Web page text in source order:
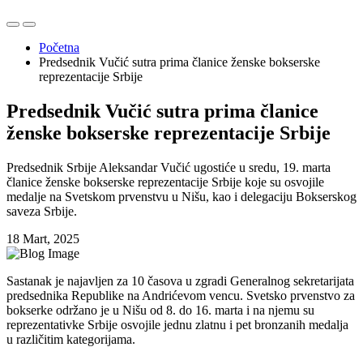
Početna
Predsednik Vučić sutra prima članice ženske bokserske
reprezentacije Srbije
Predsednik Vučić sutra prima članice
ženske bokserske reprezentacije Srbije
Predsednik Srbije Aleksandar Vučić ugostiće u sredu, 19. marta
članice ženske bokserske reprezentacije Srbije koje su osvojile
medalje na Svetskom prvenstvu u Nišu, kao i delegaciju Bokserskog
saveza Srbije.
18 Mart, 2025
Sastanak je najavljen za 10 časova u zgradi Generalnog sekretarijata
predsednika Republike na Andrićevom vencu. Svetsko prvenstvo za
bokserke održano je u Nišu od 8. do 16. marta i na njemu su
reprezentativke Srbije osvojile jednu zlatnu i pet bronzanih medalja
u različitim kategorijama.